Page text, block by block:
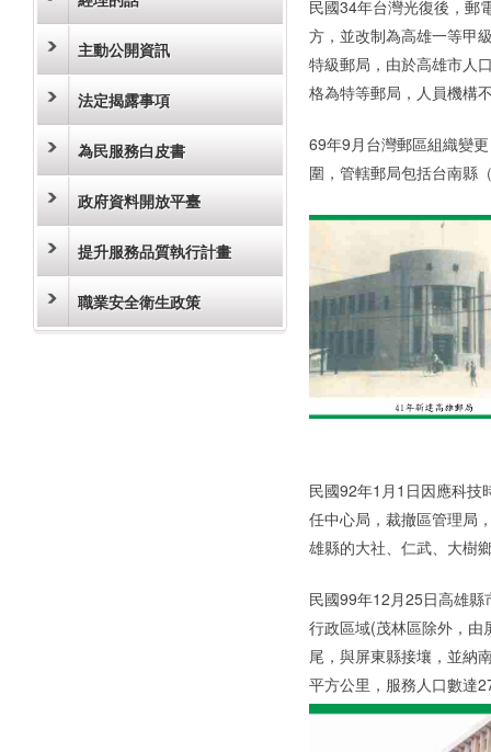
主動公開資訊
法定揭露事項
為民服務白皮書
政府資料開放平臺
提升服務品質執行計畫
職業安全衛生政策
民國34年台灣光復後，郵
方，並改制為高雄一等甲
特級郵局，由於高雄市人
格為特等郵局，人員機構
69年9月台灣郵區組織變
圍，管轄郵局包括台南縣
民國92年1月1日因應科技
任中心局，裁撤區管理局
雄縣的大社、仁武、大樹
民國99年12月25日高雄
行政區域(茂林區除外，由
尾，與屏東縣接壤，並納
平方公里，服務人口數達